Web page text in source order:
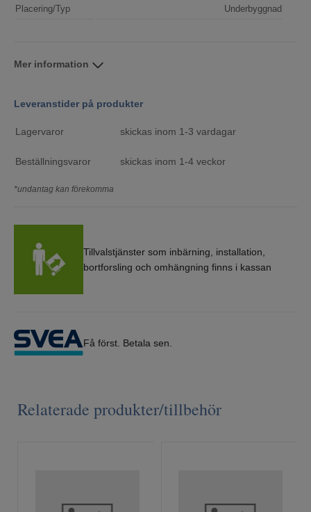
Placering/Typ Underbyggnad
Mer information
Leveranstider på produkter
Lagervaror skickas inom 1-3 vardagar
Beställningsvaror skickas inom 1-4 veckor
*undantag kan förekomma
Tillvalstjänster som inbärning, installation,
bortforsling och omhängning finns i kassan
Få först. Betala sen.
Relaterade produkter/tillbehör